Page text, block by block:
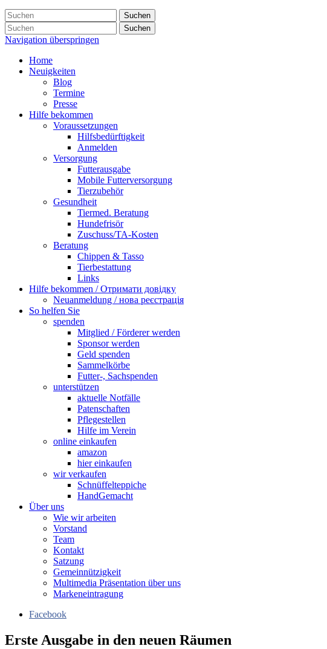
Suchen
Suchen
Navigation überspringen
Home
Neuigkeiten
Blog
Termine
Presse
Hilfe bekommen
Voraussetzungen
Hilfsbedürftigkeit
Anmelden
Versorgung
Futterausgabe
Mobile Futterversorgung
Tierzubehör
Gesundheit
Tiermed. Beratung
Hundefrisör
Zuschuss/TA-Kosten
Beratung
Chippen & Tasso
Tierbestattung
Links
Hilfe bekommen / Отримати довідку
Neuanmeldung / нова реєстрація
So helfen Sie
spenden
Mitglied / Förderer werden
Sponsor werden
Geld spenden
Sammelkörbe
Futter-, Sachspenden
unterstützen
aktuelle Notfälle
Patenschaften
Pflegestellen
Hilfe im Verein
online einkaufen
amazon
hier einkaufen
wir verkaufen
Schnüffelteppiche
HandGemacht
Über uns
Wie wir arbeiten
Vorstand
Team
Kontakt
Satzung
Gemeinnützigkeit
Multimedia Präsentation über uns
Markeneintragung
Facebook
Erste Ausgabe in den neuen Räumen